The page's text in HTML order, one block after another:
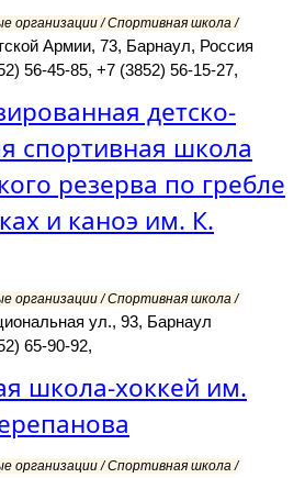
организации / Спортивная школа /
Армии, 73, Барнаул, Россия
56-45-85, +7 (3852) 56-15-27,
детско-
спортивная школа
резерва по гребле
и каноэ им. К.
организации / Спортивная школа /
ул., 93, Барнаул
65-90-92,
школа-хоккей им.
организации / Спортивная школа /